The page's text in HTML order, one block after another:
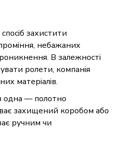
захистити
небажаних
В залежності
ролети, компанія
матеріалів.
одна — полотно
захищений коробом або
ручним чи